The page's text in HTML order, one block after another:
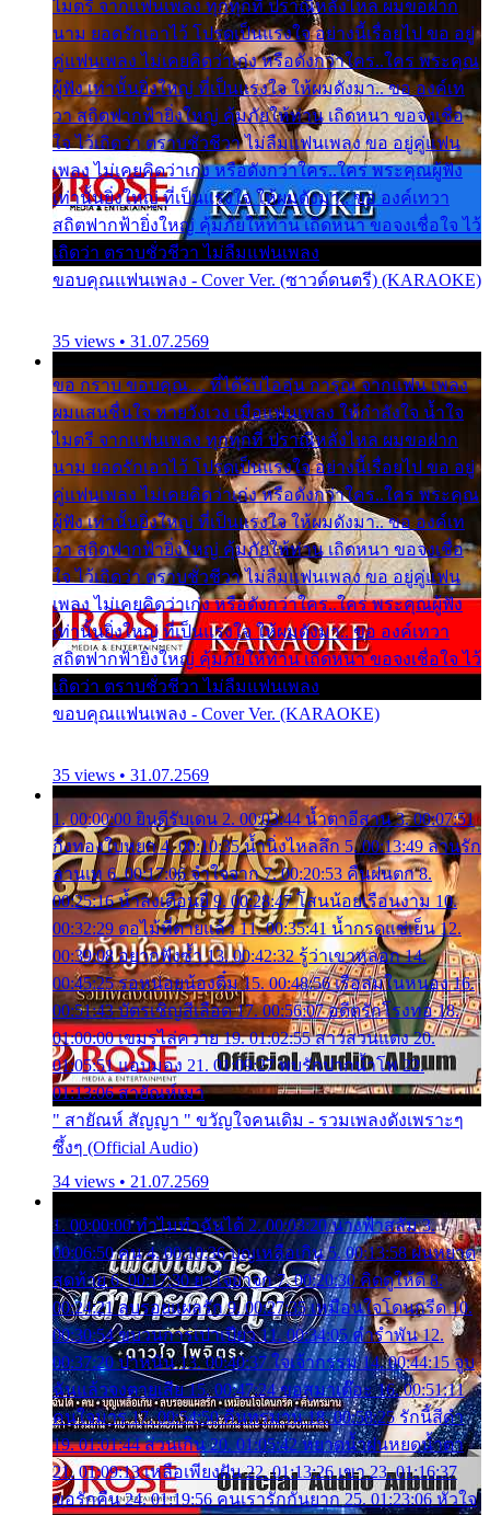
ไมตรี จากแฟนเพลง ทุกทุกที่ ปราณีหลั่งไหล ผมขอฝาก
นาม ยอดรักเอาไว้ โปรดเป็นแรงใจ อย่างนี้เรื่อยไป ขอ อยู่
คู่แฟนเพลง ไม่เคยคิดว่าเก่ง หรือดังกว่าใคร..ใคร พระคุณ
ผู้ฟัง เท่านั้นยิ่งใหญ่ ที่เป็นแรงใจ ให้ผมดังมา.. ขอ องค์เท
วา สถิตฟากฟ้ายิ่งใหญ่ คุ้มภัยให้ท่าน เถิดหนา ขอจงเชื่อ
ใจ ไว้เถิดว่า ตราบชั่วชีวา ไม่ลืมแฟนเพลง ขอ อยู่คู่แฟน
เพลง ไม่เคยคิดว่าเก่ง หรือดังกว่าใคร..ใคร พระคุณผู้ฟัง
เท่านั้นยิ่งใหญ่ ที่เป็นแรงใจ ให้ผมดังมา.. ขอ องค์เทวา
สถิตฟากฟ้ายิ่งใหญ่ คุ้มภัยให้ท่าน เถิดหนา ขอจงเชื่อใจ ไว้
เถิดว่า ตราบชั่วชีวา ไม่ลืมแฟนเพลง
ขอบคุณแฟนเพลง - Cover Ver. (ซาวด์ดนตรี) (KARAOKE)
35 views • 31.07.2569
ขอ กราบ ขอบคุณ.... ที่ได้รับไออุ่น การุณ จากแฟน เพลง
ผมแสนชื่นใจ หายวังเวง เมื่อแฟนเพลง ให้กำลังใจ น้ำใจ
ไมตรี จากแฟนเพลง ทุกทุกที่ ปราณีหลั่งไหล ผมขอฝาก
นาม ยอดรักเอาไว้ โปรดเป็นแรงใจ อย่างนี้เรื่อยไป ขอ อยู่
คู่แฟนเพลง ไม่เคยคิดว่าเก่ง หรือดังกว่าใคร..ใคร พระคุณ
ผู้ฟัง เท่านั้นยิ่งใหญ่ ที่เป็นแรงใจ ให้ผมดังมา.. ขอ องค์เท
วา สถิตฟากฟ้ายิ่งใหญ่ คุ้มภัยให้ท่าน เถิดหนา ขอจงเชื่อ
ใจ ไว้เถิดว่า ตราบชั่วชีวา ไม่ลืมแฟนเพลง ขอ อยู่คู่แฟน
เพลง ไม่เคยคิดว่าเก่ง หรือดังกว่าใคร..ใคร พระคุณผู้ฟัง
เท่านั้นยิ่งใหญ่ ที่เป็นแรงใจ ให้ผมดังมา.. ขอ องค์เทวา
สถิตฟากฟ้ายิ่งใหญ่ คุ้มภัยให้ท่าน เถิดหนา ขอจงเชื่อใจ ไว้
เถิดว่า ตราบชั่วชีวา ไม่ลืมแฟนเพลง
ขอบคุณแฟนเพลง - Cover Ver. (KARAOKE)
35 views • 31.07.2569
1. 00:00:00 ยินดีรับเดน 2. 00:03:44 น้ำตาอีสาน 3. 00:07:51
กิ่งทองใบหยก 4. 00:10:35 น้ำนิ่งไหลลึก 5. 00:13:49 ลานรัก
ลานเท 6. 00:17:06 จำใจจาก 7. 00:20:53 คืนฝนตก 8.
00:25:16 น้ำลงเดือนยี่ 9. 00:28:47 โสนน้อยเรือนงาม 10.
00:32:29 ตอไม้ที่ตายแล้ว 11. 00:35:41 น้ำกรดแช่เย็น 12.
00:39:08 อยากฟังซ้ำ 13. 00:42:32 รู้ว่าเขาหลอก 14.
00:45:25 รอหน่อยน้องติ๋ม 15. 00:48:56 เรือล่มในหนอง 16.
00:51:43 บัตรเชิญสีเลือด 17. 00:56:07 อดีตรักโรงทอ 18.
01:00:00 เขมรไล่ควาย 19. 01:02:55 สาวสวนแตง 20.
01:05:51 แอบมอง 21. 01:09:27 พบรักปากน้ำโพ 22.
01:13:06 สายัณห์เมา
" สายัณห์ สัญญา " ขวัญใจคนเดิม - รวมเพลงดังเพราะๆ
ซึ้งๆ (Official Audio)
34 views • 21.07.2569
1. 00:00:00 ทำไมทำฉันได้ 2. 00:03:20 นางฟ้าสลัม 3.
00:06:50 คน 4. 00:10:36 บุญเหลือเกิน 5. 00:13:58 ฝนหยาด
สุดท้าย 6. 00:17:30 ยาใจยาจก 7. 00:20:30 คิดดูให้ดี 8.
00:24:21 ลบรอยแผลรัก 9. 00:27:35 เหมือนใจโดนกรีด 10.
00:30:54 ขบวนการเปาเปียว 11. 00:34:05 คำรำพัน 12.
00:37:20 ปาหนัน 13. 00:40:37 ใจเจ้ากรรม 14. 00:44:15 จูบ
ฉันแล้วจงตายเสีย 15. 00:47:24 ขอสูมาเต๊อะ 16. 00:51:11
คนใจมาร 17. 00:54:50 คืนทรมาน 18. 00:58:25 รักนี้สีดำ
19. 01:01:44 ส่วนเกิน 20. 01:05:42 หยาดน้ำฝนหยดน้ำตา
21. 01:09:13 เหลือเพียงฝัน 22. 01:13:26 เขา 23. 01:16:37
ขอรักคืน 24. 01:19:56 คนเรารักกันยาก 25. 01:23:06 หัวใจ